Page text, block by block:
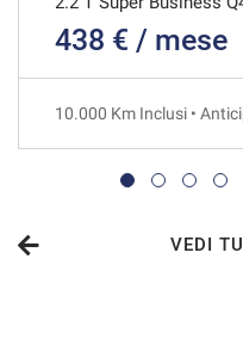
695€/mese
48 Mesi
438 € / mese
10.000 Km Inclusi •
VEDI